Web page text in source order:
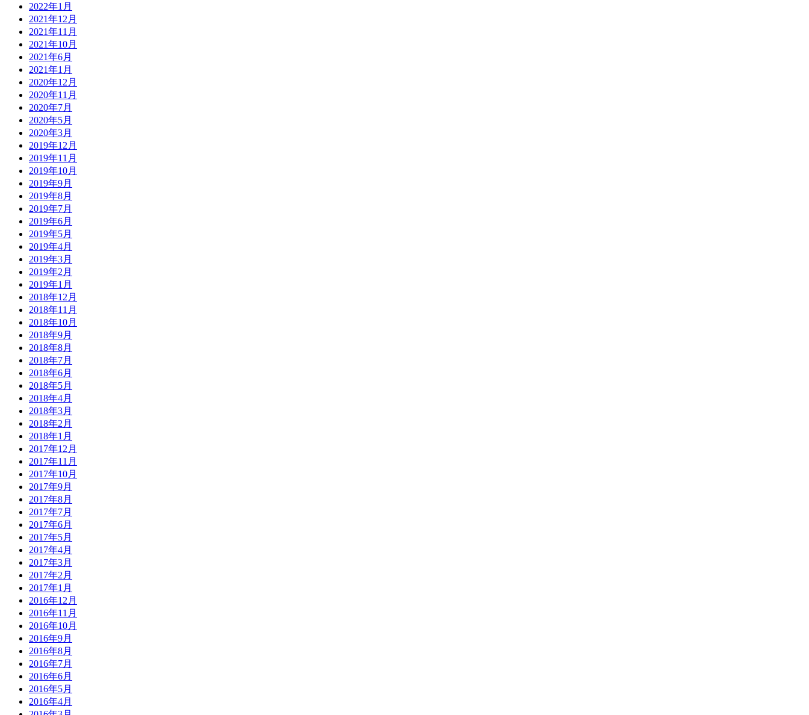
2022年1月
2021年12月
2021年11月
2021年10月
2021年6月
2021年1月
2020年12月
2020年11月
2020年7月
2020年5月
2020年3月
2019年12月
2019年11月
2019年10月
2019年9月
2019年8月
2019年7月
2019年6月
2019年5月
2019年4月
2019年3月
2019年2月
2019年1月
2018年12月
2018年11月
2018年10月
2018年9月
2018年8月
2018年7月
2018年6月
2018年5月
2018年4月
2018年3月
2018年2月
2018年1月
2017年12月
2017年11月
2017年10月
2017年9月
2017年8月
2017年7月
2017年6月
2017年5月
2017年4月
2017年3月
2017年2月
2017年1月
2016年12月
2016年11月
2016年10月
2016年9月
2016年8月
2016年7月
2016年6月
2016年5月
2016年4月